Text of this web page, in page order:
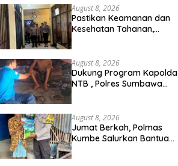
Tetap Kondusif
August 8, 2026
Pastikan Keamanan dan
Kesehatan Tahanan,
Rutan Secara Berkala
August 8, 2026
Dukung Program Kapolda
NTB , Polres Sumbawa
di Masyarakat
August 8, 2026
Jumat Berkah, Polmas
Kumbe Salurkan Bantuan